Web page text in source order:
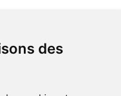
des
votre commande à Amiens
ou recevez-là rapidement